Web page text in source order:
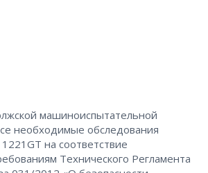
машиноиспытательной
необходимые обследования
1221GT на соответствие
Технического Регламента